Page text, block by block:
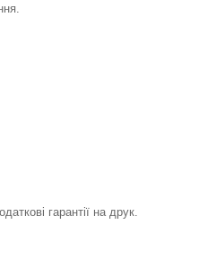
гарантії на друк.